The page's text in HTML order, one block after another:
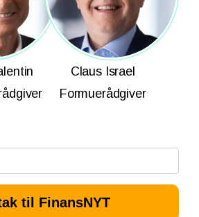
Claus Israel
Formuerådgiver